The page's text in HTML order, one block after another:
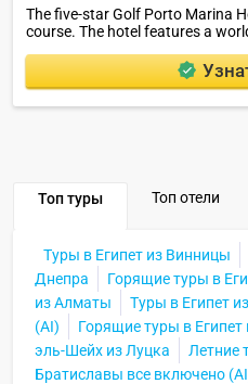
The five-star Golf Porto Marina
course. The hotel features a
Топ туры Топ отели
Туры в Египет из Винницы
Днепра
Горящие туры в
из Алматы
Туры в Египет
(AI)
Горящие туры в
эль-Шейх из Луцка
Летние
Братиславы все включено